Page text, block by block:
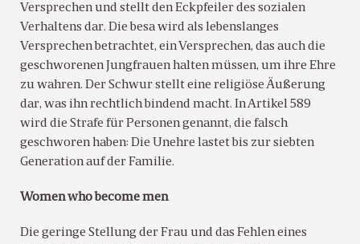
Versprechen und stellt den Eckpfeiler des sozialen
Verhaltens dar. Die besa wird als lebenslanges
Versprechen betrachtet, ein Versprechen, das auch die
geschworenen Jungfrauen halten müssen, um ihre Ehre
zu wahren. Der Schwur stellt eine religiöse Äußerung
dar, was ihn rechtlich bindend macht. In Artikel 589
wird die Strafe für Personen genannt, die falsch
geschworen haben: Die Unehre lastet bis zur siebten
Generation auf der Familie.
Women who become men
Die geringe Stellung der Frau und das Fehlen eines